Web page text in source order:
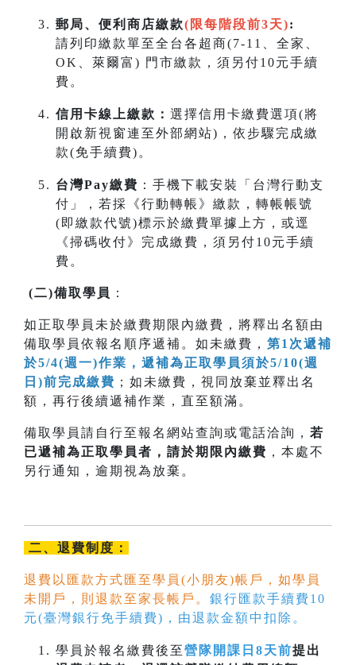
郵局、便利商店繳款(限每階段前3天):
請列印繳款單至全台各超商(7-11、全家、
OK、萊爾富) 門市繳款，須另付10元手續
費。
信用卡線上繳款： 選擇信用卡繳費選項(將
開啟新視窗連至外部網站)，依步驟完成繳
款(免手續費)。
台灣Pay繳費 ：手機下載安裝「台灣行動支
付」，若採《行動轉帳》繳款，轉帳帳號
(即繳款代號)標示於繳費單據上方，或逕
《掃碼收付》完成繳費，須另付10元手續
費。
(二)備取學員 ：
如正取學員未於繳費期限內繳費，將釋出名額由
備取學員依報名順序遞補。如未繳費， 第1次遞補
於5/4(週一)作業，遞補為正取學員須於5/10(週
日)前完成繳費 ；如未繳費，視同放棄並釋出名
額，再行後續遞補作業，直至額滿。
備取學員請自行至報名網站查詢或電話洽詢， 若
已遞補為正取學員者，請於期限內繳費 ，本處不
另行通知，逾期視為放棄。
二、退費制度：
退費以匯款方式匯至學員(小朋友)帳戶，如學員
未開戶，則退款至家長帳戶。 銀行匯款手續費10
元(臺灣銀行免手續費)，由退款金額中扣除。
學員於報名繳費後至營隊開課日8天前提出